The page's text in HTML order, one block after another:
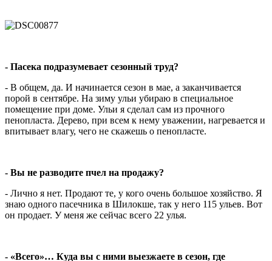
- Пасека подразумевает сезонный труд?
- В общем, да. И начинается сезон в мае, а заканчивается
порой в сентябре. На зиму ульи убираю в специальное
помещение при доме. Ульи я сделал сам из прочного
пенопласта. Дерево, при всем к нему уважении, нагревается и
впитывает влагу, чего не скажешь о пенопласте.
- Вы не разводите пчел на продажу?
- Лично я нет. Продают те, у кого очень большое хозяйство. Я
знаю одного пасечника в Шилокше, так у него 115 ульев. Вот
он продает. У меня же сейчас всего 22 улья.
- «Всего»… Куда вы с ними выезжаете в сезон, где